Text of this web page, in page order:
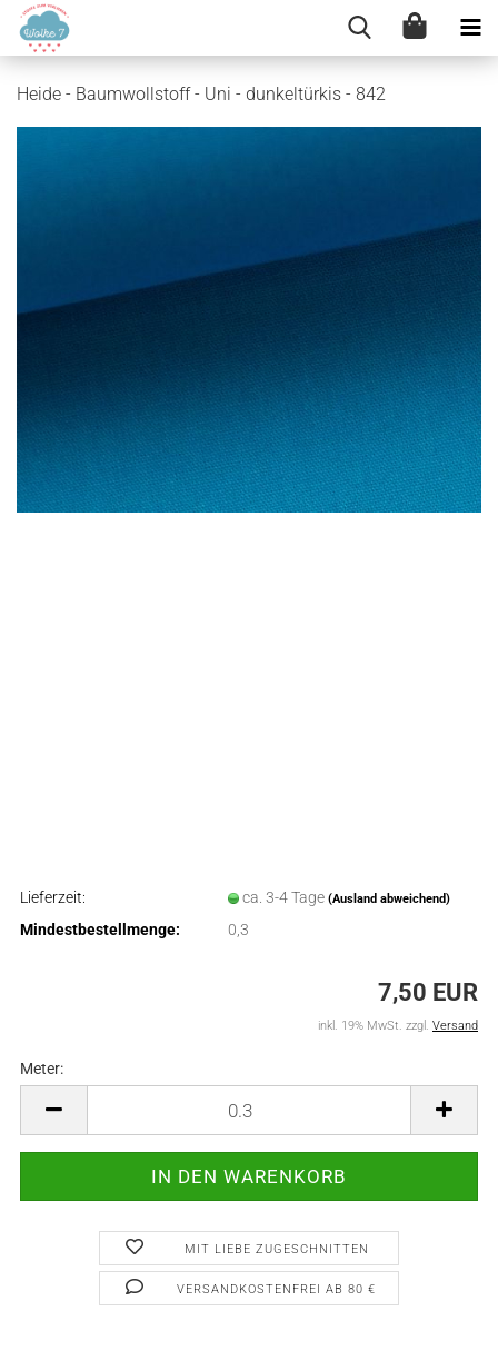
Heide - Baumwollstoff - Uni - dunkeltürkis - 842
Lieferzeit: ca. 3-4 Tage (Ausland abweichend)
Mindestbestellmenge: 0,3
7,50 EUR
inkl. 19% MwSt. zzgl. Versand
Meter:
MIT LIEBE ZUGESCHNITTEN
VERSANDKOSTENFREI AB 80 €